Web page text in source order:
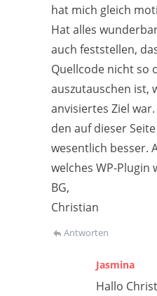
hat mich gleich
Hat alles
auch feststellen,
Quellcode nicht so
auszutauschen ist,
anvisiertes Ziel
den auf dieser
wesentlich besser.
welches WP-Plugin
BG,
Christian
Antworten
Jasmina
Hallo